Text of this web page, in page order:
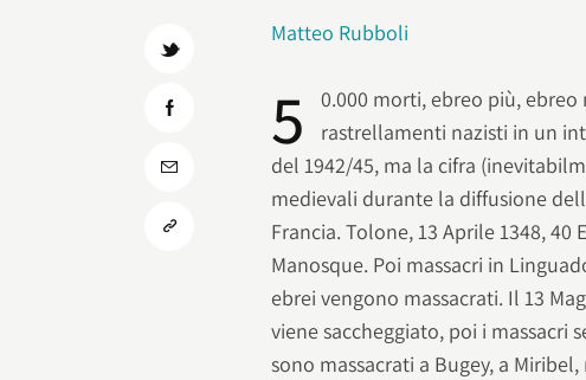
Matteo Rubboli
5
0.000 morti, ebreo più,
rastrellamenti nazisti in un
del 1942/45, ma la cifra
medievali durante la diffusione
Francia. Tolone, 13 Aprile 1348,
Manosque. Poi massacri in
ebrei vengono massacrati. Il 13
viene saccheggiato, poi i massacri
sono massacrati a Bugey, a